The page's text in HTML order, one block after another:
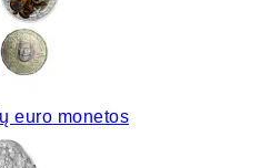
euro monetos